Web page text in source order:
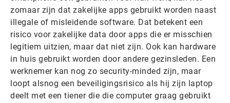
zomaar zijn dat zakelijke apps gebruikt worden naast
illegale of misleidende software. Dat betekent een
risico voor zakelijke data door apps die er misschien
legitiem uitzien, maar dat niet zijn. Ook kan hardware
in huis gebruikt worden door andere gezinsleden. Een
werknemer kan nog zo security-minded zijn, maar
loopt alsnog een beveiligingsrisico als hij zijn laptop
deelt met een tiener die die computer graag gebruikt